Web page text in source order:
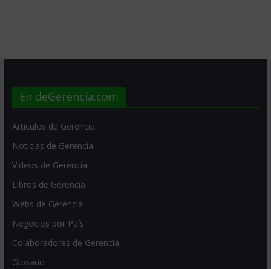
En deGerencia.com
Artículos de Gerencia
Noticias de Gerencia
Videos de Gerencia
Libros de Gerencia
Webs de Gerencia
Negocios por País
Colaboradores de Gerencia
Glosario